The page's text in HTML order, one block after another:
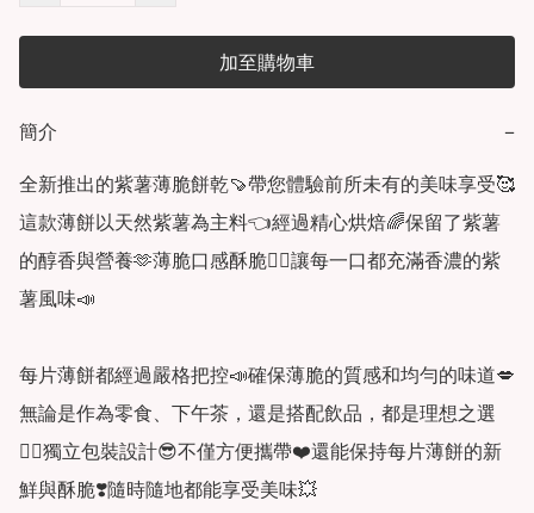
加至購物車
簡介 −
全新推出的紫薯薄脆餅乾🍠帶您體驗前所未有的美味享受🥰
這款薄餅以天然紫薯為主料👈經過精心烘焙🌈保留了紫薯
的醇香與營養🫶薄脆口感酥脆👍🏻讓每一口都充滿香濃的紫
薯風味📣
每片薄餅都經過嚴格把控📣確保薄脆的質感和均勻的味道💋
無論是作為零食、下午茶，還是搭配飲品，都是理想之選
👍🏻獨立包裝設計😎不僅方便攜帶❤️還能保持每片薄餅的新
鮮與酥脆❣️隨時隨地都能享受美味💥